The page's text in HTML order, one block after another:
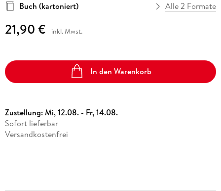
Buch (kartoniert)
Alle 2 Formate
21,90 € inkl. Mwst.
In den Warenkorb
Zustellung:Mi, 12.08. - Fr, 14.08.
Sofort lieferbar
Versandkostenfrei